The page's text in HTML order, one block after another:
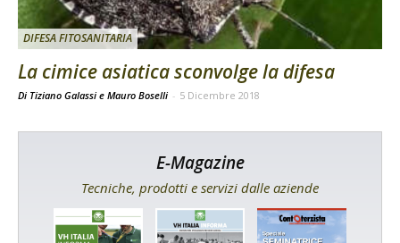
DIFESA FITOSANITARIA
La cimice asiatica sconvolge la difesa
Di Tiziano Galassi e Mauro Boselli - 5 Dicembre 2018
E-Magazine
Tecniche, prodotti e servizi dalle aziende